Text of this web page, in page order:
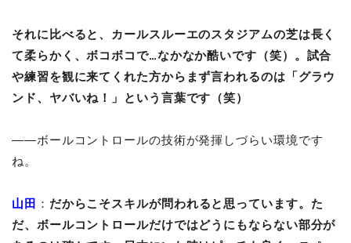
それに比べると、カールスルーエのスタジアムの芝は長く
て柔らかく、ボコボコで…なかなか酷いです（笑）。試合
や練習を観に来てくれた方からまず言われるのは「グラウ
ンド、ヤバいね！」という言葉です（笑）
――ボールコントロールの技術が発揮しづらい環境です
ね。
山田 ： だからこそスキルが問われると思っています。た
だ、ボールコントロールだけではどうにもならない部分が